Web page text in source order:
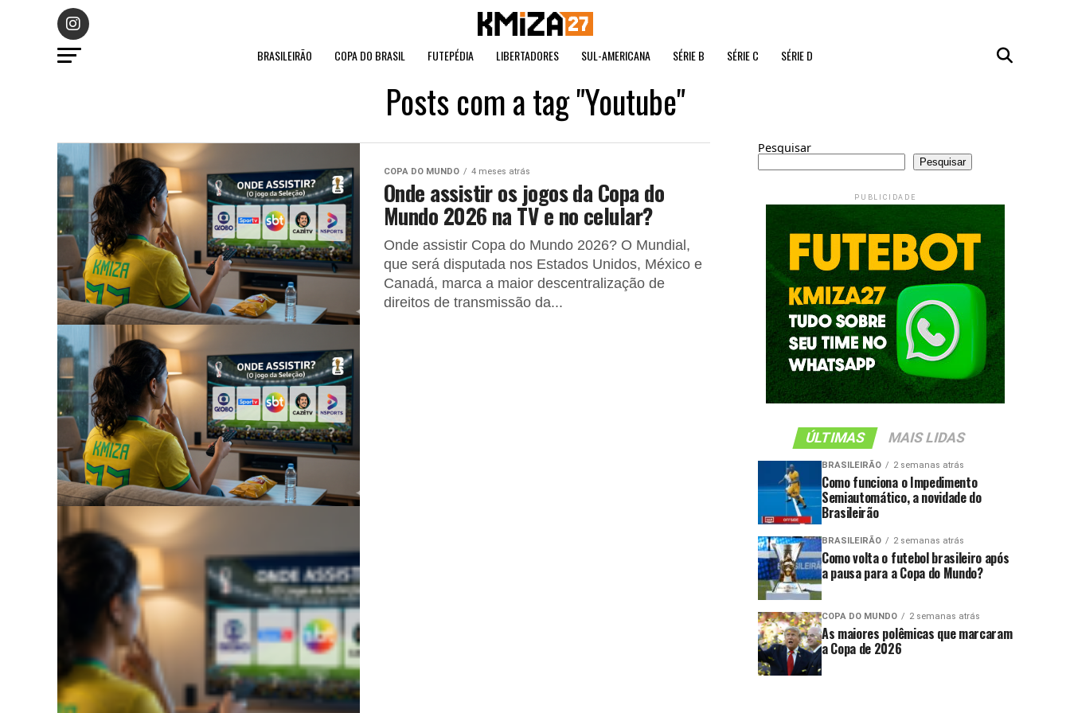
BRASILEIRÃO COPA DO BRASIL FUTEPÉDIA LIBERTADORES SUL-AMERICANA SÉRIE B SÉRIE C SÉRIE D
Posts com a tag "Youtube"
COPA DO MUNDO 4 meses atrás
Onde assistir os jogos da Copa do
Mundo 2026 na TV e no celular?
Onde assistir Copa do Mundo 2026? O Mundial,
que será disputada nos Estados Unidos, México e
Canadá, marca a maior descentralização de
direitos de transmissão da...
Pesquisar
Pesquisar
PUBLICIDADE
ÚLTIMAS MAIS LIDAS
BRASILEIRÃO 2 semanas atrás
Como funciona o Impedimento
Semiautomático, a novidade do
Brasileirão
BRASILEIRÃO 2 semanas atrás
Como volta o futebol brasileiro após
a pausa para a Copa do Mundo?
COPA DO MUNDO 2 semanas atrás
As maiores polêmicas que marcaram
a Copa de 2026